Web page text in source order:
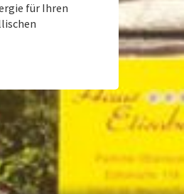
für Ihren